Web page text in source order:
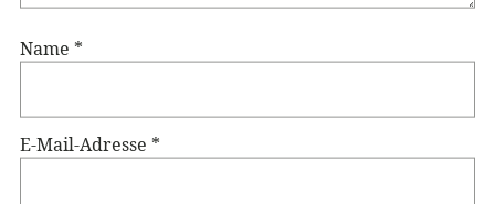
Name *
E-Mail-Adresse *